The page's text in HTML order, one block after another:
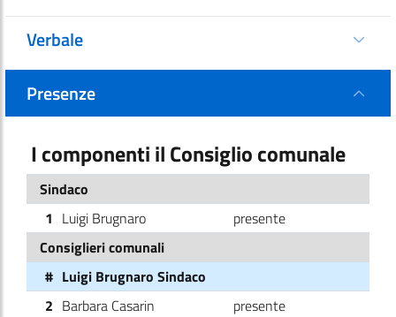
Verbale
Presenze
I componenti il Consiglio comunale
Sindaco
1 Luigi Brugnaro
presente
Consiglieri comunali
# Luigi Brugnaro Sindaco
2 Barbara Casarin
presente